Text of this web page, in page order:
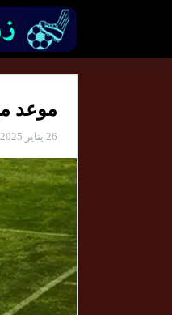
موعد مباريات
26 يناير 2025 - 1:01 ص